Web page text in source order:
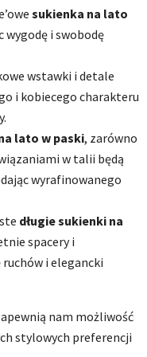
sukienka na lato
wygodę i swobodę
wstawki i detale
i kobiecego charakteru
lato w paski, zarówno
w talii będą
wyrafinowanego
długie sukienki na
spacery i
i elegancki
nam możliwość
stylowych preferencji